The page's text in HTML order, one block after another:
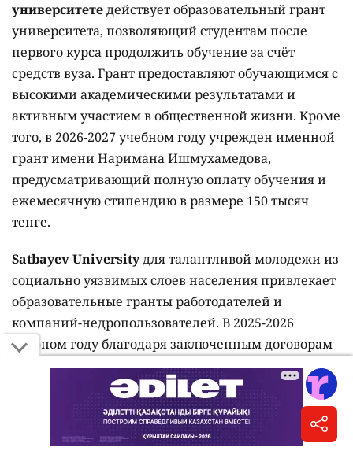
университетедействует образовательный грант
университета, позволяющий студентам после
первого курса продолжить обучение за счёт
средств вуза. Грант предоставляют обучающимся с
высокими академическими результатами и
активным участием в общественной жизни. Кроме
того, в 2026-2027 учебном году учрежден именной
грант имени Наримана Ишмухамедова,
предусматривающий полную оплату обучения и
ежемесячную стипендию в размере 150 тысяч
тенге.
Satbayev Universityдля талантливой молодежи из
социально уязвимых слоев населения привлекает
образовательные гранты работодателей и
компаний-недропользователей. В 2025-2026
учебном году благодаря заключенным договорам
и соглашениям финансовую поддержку получили
более 538 студентов, продолживших обучение за
счёт компаний-недропользователей. Приоритет
при предоставлении грантов отдают студентам из
социально уязвимых слоев населения, которые